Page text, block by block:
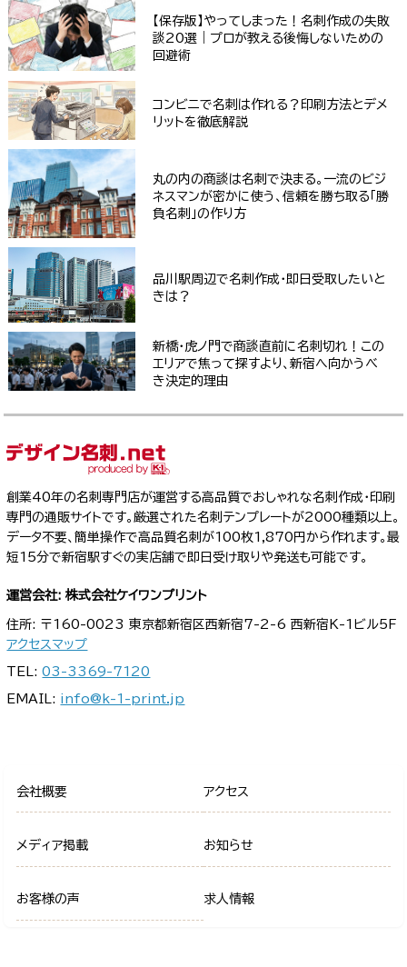
【保存版】やってしまった！名刺作成の失敗
談20選｜プロが教える後悔しないための
回避術
コンビニで名刺は作れる？印刷方法とデメ
リットを徹底解説
丸の内の商談は名刺で決まる。一流のビジ
ネスマンが密かに使う、信頼を勝ち取る「勝
負名刺」の作り方
品川駅周辺で名刺作成・即日受取したいと
きは？
新橋・虎ノ門で商談直前に名刺切れ！この
エリアで焦って探すより、新宿へ向かうべ
き決定的理由
創業40年の名刺専門店が運営する高品質でおしゃれな名刺作成・印刷
専門の通販サイトです。厳選された名刺テンプレートが2000種類以上。
データ不要、簡単操作で高品質名刺が100枚1,870円から作れます。最
短15分で新宿駅すぐの実店舗で即日受け取りや発送も可能です。
運営会社: 株式会社ケイワンプリント
住所: 〒160-0023 東京都新宿区西新宿7-2-6 西新宿K-1ビル5F
アクセスマップ
TEL:03-3369-7120
EMAIL: info@k-1-print.jp
会社概要 アクセス
メディア掲載 お知らせ
お客様の声 求人情報